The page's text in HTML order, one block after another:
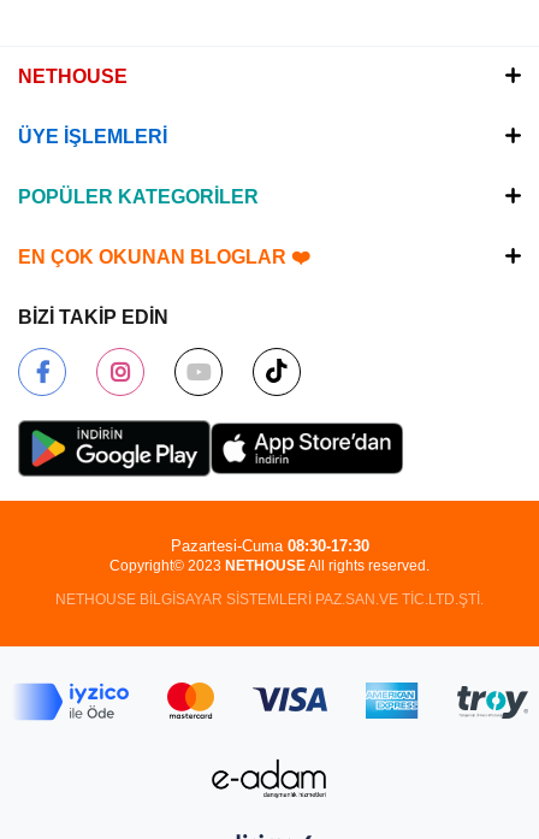
NETHOUSE
ÜYE İŞLEMLERİ
POPÜLER KATEGORİLER
EN ÇOK OKUNAN BLOGLAR ❤️
BİZİ TAKİP EDİN
Copyright© 2023 NETHOUSEAll rights reserved.
NETHOUSE BİLGİSAYAR SİSTEMLERİ PAZ.SAN.VE TİC.LTD.ŞTİ.
Pazartesi-Cuma 08:30-17:30